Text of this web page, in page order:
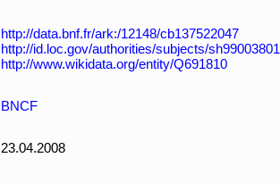
http://data.bnf.fr/ark:/12148/cb137522047
http://id.loc.gov/authorities/subjects/sh99003801
http://www.wikidata.org/entity/Q691810
BNCF
23.04.2008